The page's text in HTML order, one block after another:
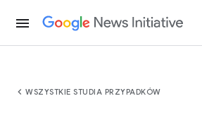
menu
chevron_left WSZYSTKIE STUDIA PRZYPADKÓW